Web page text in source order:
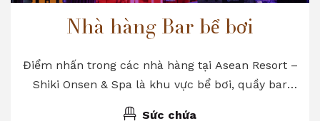
Nhà hàng Bar bể bơi
Điểm nhấn trong các nhà hàng tại Asean Resort –
Shiki Onsen & Spa là khu vực bể bơi, quầy bar
sang trọng, đẳng cấp với không gian mở tối đa
Sức chứa